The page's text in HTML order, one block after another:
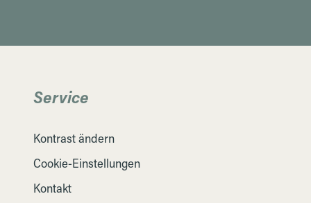
Service
Kontrast ändern
Cookie-Einstellungen
Kontakt